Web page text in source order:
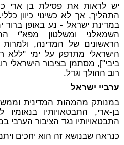
יש לראות את פסילת בן ארי
התהליך, אך לא כשינוי כיוון
במדינת ישראל - נע באופן ברור
השמאלני ומשלטון מפא"י
הראשונים של המדינה,
הישראלי מתרפק על ימי "ללא
ביבי"], מסתמן בציבור הישראלי
רוב ההולך וגדל.
ערביי ישראל
במנותק מהמהות המדינית
בן-ארי, התבטאויותיו
התבטאויותיו נגד הציבור הערבי
כנראה שבנושא זה הוא יחכים